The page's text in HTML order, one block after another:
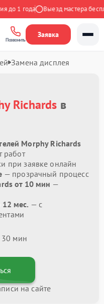
1 года Выезд мастера
Позвонить
Заявка
Замена дисплея
Richards в
Morphy Richards
работ
при заявке онлайн
— прозрачный процесс
от 10 мин —
мес. — с
30 мин
на сайте